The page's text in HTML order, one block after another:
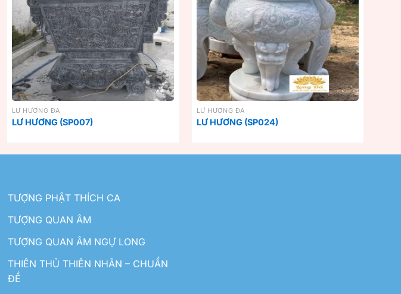
LƯ HƯƠNG ĐÁ
LƯ HƯƠNG (SP007)
LƯ HƯƠNG ĐÁ
LƯ HƯƠNG (SP024)
TƯỢNG PHẬT THÍCH CA
TƯỢNG QUAN ÂM
TƯỢNG QUAN ÂM NGỰ LONG
THIÊN THỦ THIÊN NHÃN – CHUẨN
ĐỀ